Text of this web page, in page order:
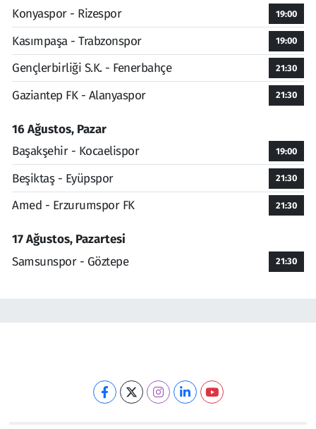
Konyaspor - Rizespor
19:00
Kasımpaşa - Trabzonspor 19:00
Gençlerbirliği S.K. - Fenerbahçe 21:30
Gaziantep FK - Alanyaspor 21:30
16 Ağustos, Pazar
Başakşehir - Kocaelispor
19:00
Beşiktaş - Eyüpspor 21:30
Amed - Erzurumspor FK 21:30
17 Ağustos, Pazartesi
Samsunspor - Göztepe
21:30